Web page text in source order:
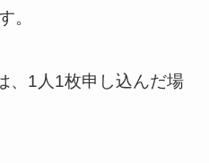
。
、1人1枚申し込んだ場